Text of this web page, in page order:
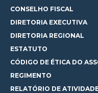
CONSELHO FISCAL
DIRETORIA EXECUTIVA
DIRETORIA REGIONAL
ESTATUTO
CÓDIGO DE ÉTICA DO
REGIMENTO
RELATÓRIO DE